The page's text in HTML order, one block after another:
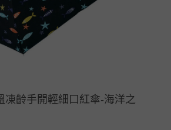
凍齡手開輕細口紅傘-海洋之